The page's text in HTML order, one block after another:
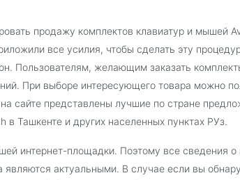
продажу комплектов клавиатур и мышей
все усилия, чтобы сделать эту
Пользователям, желающим заказать
При выборе интересующего товара можно
сайте представлены лучшие по стране
Ташкенте и других населенных пунктах РУз.
интернет-площадки. Поэтому все сведения о
актуальными. В случае если вы